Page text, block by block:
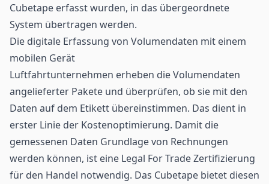
Cubetape erfasst wurden, in das übergeordnete
System übertragen werden.
Die digitale Erfassung von Volumendaten mit einem
mobilen Gerät
Luftfahrtunternehmen erheben die Volumendaten
angelieferter Pakete und überprüfen, ob sie mit den
Daten auf dem Etikett übereinstimmen. Das dient in
erster Linie der Kostenoptimierung. Damit die
gemessenen Daten Grundlage von Rechnungen
werden können, ist eine Legal For Trade Zertifizierung
für den Handel notwendig. Das Cubetape bietet diesen